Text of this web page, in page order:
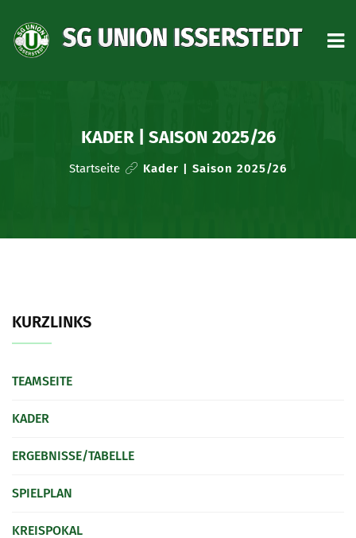
AKTUELLES
NACHWUCHS
KADER | SAISON 2025/26
Startseite Kader | Saison 2025/26
KURZLINKS
TEAMSEITE
KADER
ERGEBNISSE/TABELLE
SPIELPLAN
KREISPOKAL